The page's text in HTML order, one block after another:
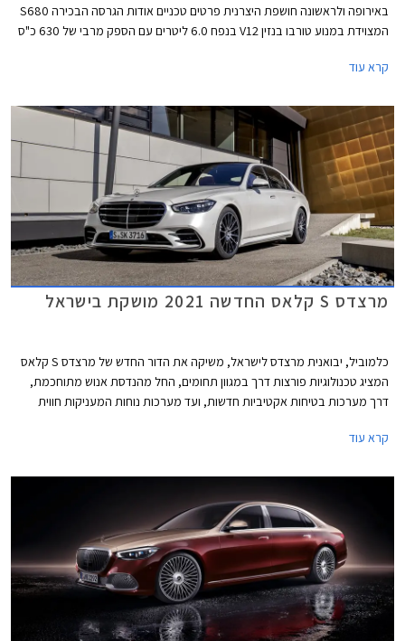
באירופה ולראשונה חושפת היצרנית פרטים טכניים אודות הגרסה הבכירה S680
המצוידת במנוע טורבו בנזין V12 בנפח 6.0 ליטרים עם הספק מרבי של 630 כ"ס
קרא עוד
מרצדס S קלאס החדשה 2021 מושקת בישראל
כלמוביל, יבואנית מרצדס לישראל, משיקה את הדור החדש של מרצדס S קלאס
המציג טכנולוגיות פורצות דרך במגוון תחומים, החל מהנדסת אנוש מתוחכמת,
דרך מערכות בטיחות אקטיביות חדשות, ועד מערכות נוחות המעניקות חווית
קרא עוד